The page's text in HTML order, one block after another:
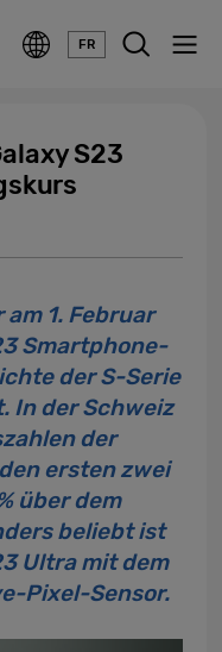
FR
S23
1. Februar
Smartphone-
der S-Serie
In der Schweiz
der
ersten zwei
über dem
beliebt ist
Ultra mit dem
Pixel-Sensor.